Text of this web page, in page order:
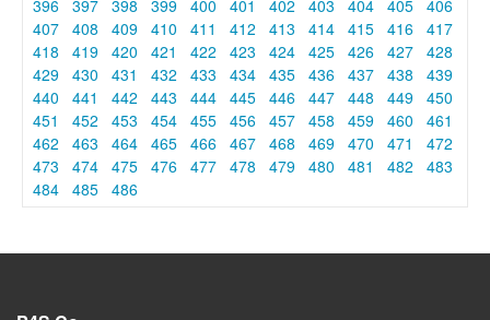
396 397 398 399 400 401 402 403 404 405 406
407 408 409 410 411 412 413 414 415 416 417
418
419 420 421 422 423 424 425 426 427 428
429 430 431 432 433 434 435 436 437 438
439
440
441 442 443 444 445 446 447 448 449 450
451
452 453 454 455 456 457 458 459 460
461
462
463 464 465 466 467 468 469 470 471
472
473
474 475 476 477 478 479 480 481 482
483
484 485 486